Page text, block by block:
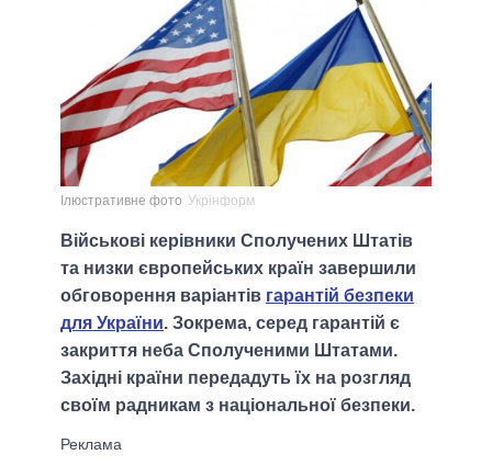
Ілюстративне фото Укрінформ
Військові керівники Сполучених Штатів
та низки європейських країн завершили
обговорення варіантів гарантій безпеки
для України. Зокрема, серед гарантій є
закриття неба Сполученими Штатами.
Західні країни передадуть їх на розгляд
своїм радникам з національної безпеки.